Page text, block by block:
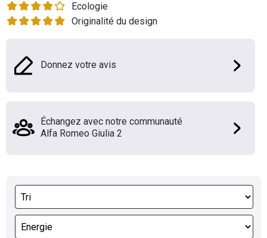
Marques
Ecologie
Originalité du design
Donnez votre avis
Échangez avec notre communauté
Alfa Romeo Giulia 2